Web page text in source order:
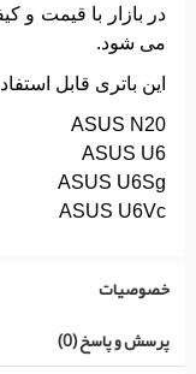
در بازار با قیمت
می شود.
این باتری قابل
ASUS N20
ASUS U6
ASUS U6Sg
ASUS U6Vc
خصوصیات
پرسش و پاسخ (0)